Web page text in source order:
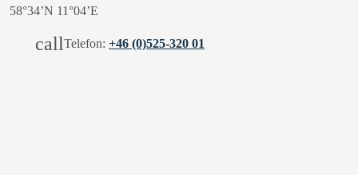
58°34’N 11°04’E
callTelefon: +46 (0)525-320 01